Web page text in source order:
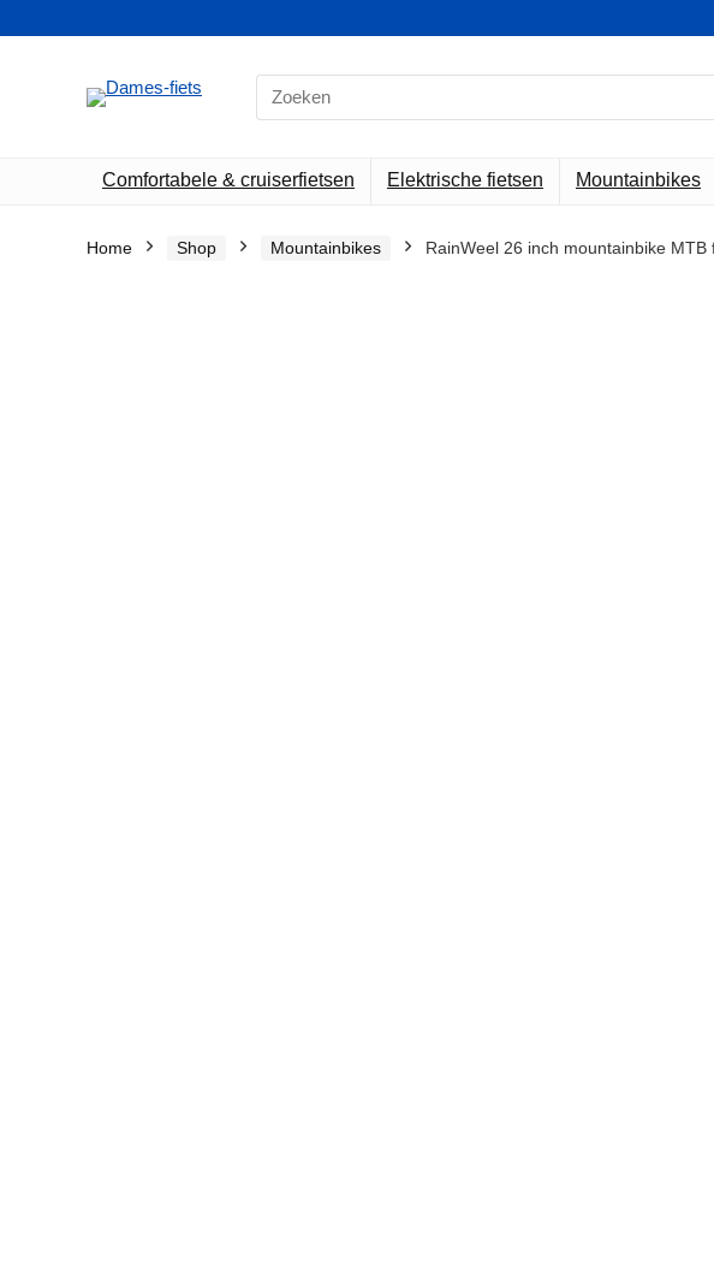
Search
for:
Comfortabele & cruiserfietsen Elektrische fietsen Mountainbikes
Home Shop Mountainbikes RainWeel 26 inch mountainbike